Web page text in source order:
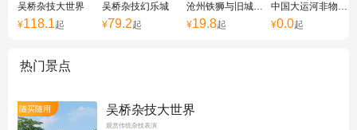
吴桥杂技大世界
¥118.1起
吴桥杂技幻乐城
¥79.2起
沧州铁狮与旧城遗址公园
¥19.8起
中国大运河非物质文化遗产展示馆
¥0.0起
热门景点
随买随用 吴桥杂技大世界
观赏传统杂技表演